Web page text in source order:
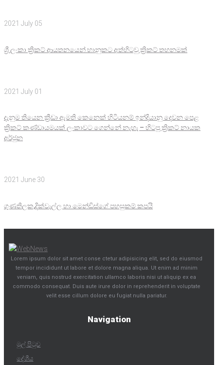
2021 July 05
ශ්‍රී ලංකා ක්‍රිකට් ආයතනයෙන් භානුකට අත්හිටවු ක්‍රිකට් තහනමක්
2021 July 01
දැනුම තියෙන ක්‍රීඩා ඇමති කෙනෙක් හිටියනම් ඉන්දියානු දෙවන පෙළ
ක්‍රිකට් කණ්ඩායමයක් ලංකාවට ගෙන්නේ නැහැ – හිටපු ක්‍රිකට් නායක
අර්ජුන
2021 June 30
ගුණතිලක,දික්වැල්ල හා මෙන්ඩිස්ගේ පහසුකම් කපයි
Lorem ipsum dolor sit amet conse ctetur adipisicing elit, sed do eiusmod
tempor incididunt ut labore et dolore magna aliqua. Ut enim ad minim
veniam, quis nostrud exercitation ullamco laboris nisi ut aliquip ex ea
commodo consequat. Duis aute irure dolor in reprehenderit in voluptate
velit esse cillum dolore eu fugiat nulla pariatur.
Navigation
මුල් පිටුව
දේශීය